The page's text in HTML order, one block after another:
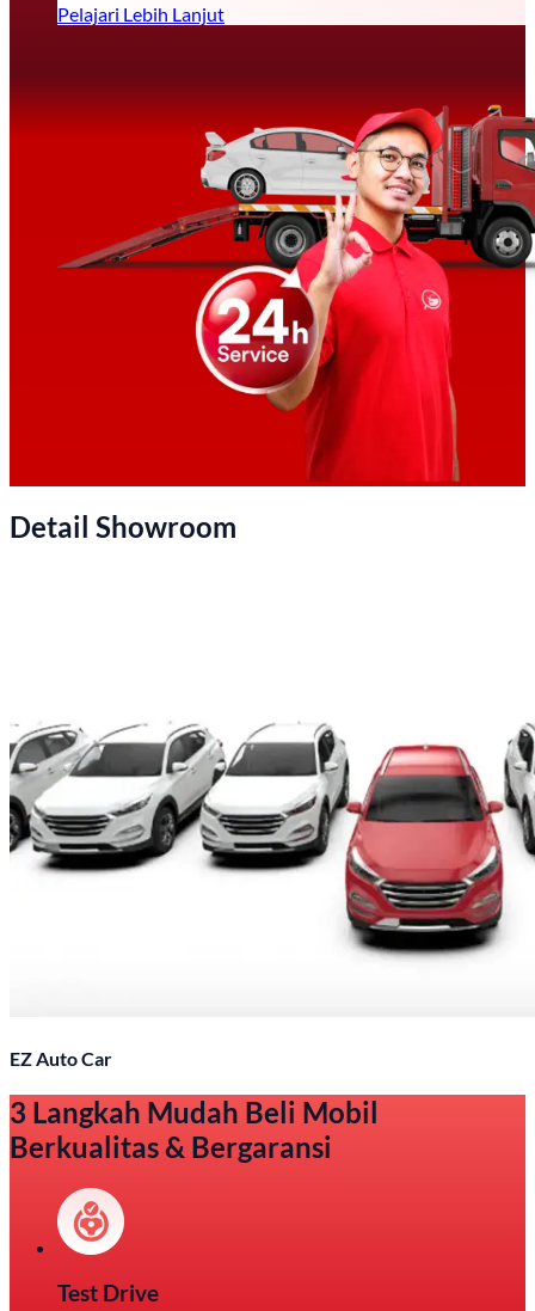
Pelajari Lebih Lanjut
Detail Showroom
EZ Auto Car
3 Langkah Mudah Beli Mobil
Berkualitas & Bergaransi
Test Drive